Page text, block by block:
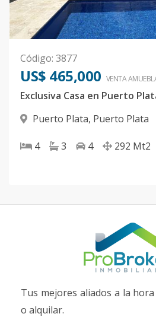
Código: 3877
US$ 465,000 VENTA
Exclusiva Casa en Puerto
Puerto Plata, Puerto Plata
4 3 4 292 Mt2
Tus mejores aliados a la
o alquilar.